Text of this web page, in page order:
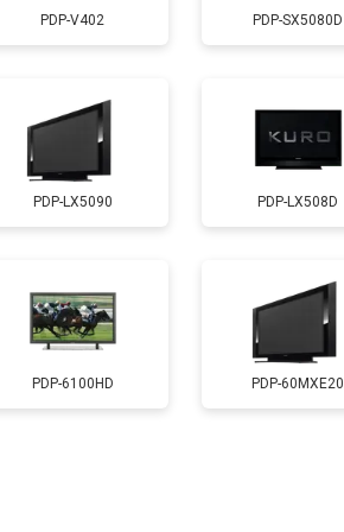
5200 ₽ Заказать
3100 ₽
3700 ₽ Заказать
5500 ₽ Заказать
3900 ₽
PDP-V402 PDP-SX5080D
PDP-LX5090 PDP-LX508D
PDP-6100HD PDP-60MXE20